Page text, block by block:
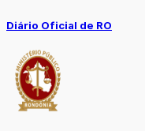
Diário Oficial de RO